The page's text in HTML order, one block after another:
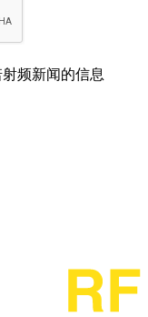
频新闻的信息